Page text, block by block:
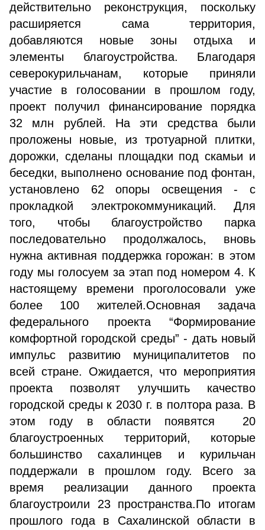
действительно реконструкция, поскольку
расширяется сама территория,
добавляются новые зоны отдыха и
элементы благоустройства. Благодаря
северокурильчанам, которые приняли
участие в голосовании в прошлом году,
проект получил финансирование порядка
32 млн рублей. На эти средства были
проложены новые, из тротуарной плитки,
дорожки, сделаны площадки под скамьи и
беседки, выполнено основание под фонтан,
установлено 62 опоры освещения - с
прокладкой электрокоммуникаций. Для
того, чтобы благоустройство парка
последовательно продолжалось, вновь
нужна активная поддержка горожан: в этом
году мы голосуем за этап под номером 4. К
настоящему времени проголосовали уже
более 100 жителей.Основная задача
федерального проекта “Формирование
комфортной городской среды” - дать новый
импульс развитию муниципалитетов по
всей стране. Ожидается, что мероприятия
проекта позволят улучшить качество
городской среды к 2030 г. в полтора раза. В
этом году в области появятся 20
благоустроенных территорий, которые
большинство сахалинцев и курильчан
поддержали в прошлом году. Всего за
время реализации данного проекта
благоустроили 23 пространства.По итогам
прошлого года в Сахалинской области в